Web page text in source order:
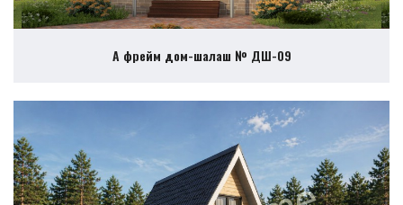
А фрейм дом-шалаш № ДШ-09